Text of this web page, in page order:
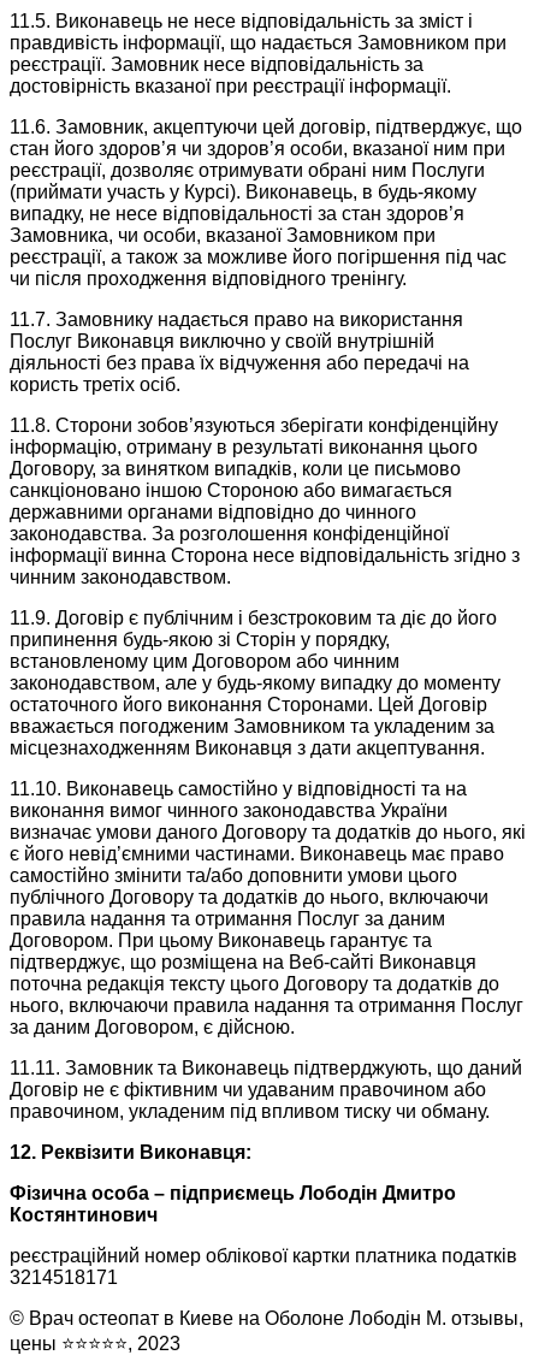
11.5. Виконавець не несе відповідальність за зміст і
правдивість інформації, що надається Замовником при
реєстрації. Замовник несе відповідальність за
достовірність вказаної при реєстрації інформації.
11.6. Замовник, акцептуючи цей договір, підтверджує, що
стан його здоров’я чи здоров’я особи, вказаної ним при
реєстрації, дозволяє отримувати обрані ним Послуги
(приймати участь у Курсі). Виконавець, в будь-якому
випадку, не несе відповідальності за стан здоров’я
Замовника, чи особи, вказаної Замовником при
реєстрації, а також за можливе його погіршення під час
чи після проходження відповідного тренінгу.
11.7. Замовнику надається право на використання
Послуг Виконавця виключно у своїй внутрішній
діяльності без права їх відчуження або передачі на
користь третіх осіб.
11.8. Сторони зобов’язуються зберігати конфіденційну
інформацію, отриману в результаті виконання цього
Договору, за винятком випадків, коли це письмово
санкціоновано іншою Стороною або вимагається
державними органами відповідно до чинного
законодавства. За розголошення конфіденційної
інформації винна Сторона несе відповідальність згідно з
чинним законодавством.
11.9. Договір є публічним і безстроковим та діє до його
припинення будь-якою зі Сторін у порядку,
встановленому цим Договором або чинним
законодавством, але у будь-якому випадку до моменту
остаточного його виконання Сторонами. Цей Договір
вважається погодженим Замовником та укладеним за
місцезнаходженням Виконавця з дати акцептування.
11.10. Виконавець самостійно у відповідності та на
виконання вимог чинного законодавства України
визначає умови даного Договору та додатків до нього, які
є його невід’ємними частинами. Виконавець має право
самостійно змінити та/або доповнити умови цього
публічного Договору та додатків до нього, включаючи
правила надання та отримання Послуг за даним
Договором. При цьому Виконавець гарантує та
підтверджує, що розміщена на Веб-сайті Виконавця
поточна редакція тексту цього Договору та додатків до
нього, включаючи правила надання та отримання Послуг
за даним Договором, є дійсною.
11.11. Замовник та Виконавець підтверджують, що даний
Договір не є фіктивним чи удаваним правочином або
правочином, укладеним під впливом тиску чи обману.
12. Реквізити Виконавця:
Фізична особа – підприємець Лободін Дмитро
Костянтинович
реєстраційний номер облікової картки платника податків
3214518171
© Врач остеопат в Киеве на Оболоне Лободін М. отзывы,
цены ⭐⭐⭐⭐⭐, 2023